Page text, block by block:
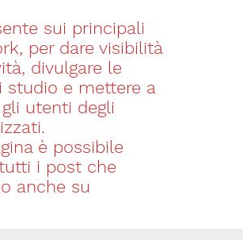
3
sui principali
per dare visibilità
divulgare le
studio e mettere a
utenti degli
è possibile
i post che
anche su